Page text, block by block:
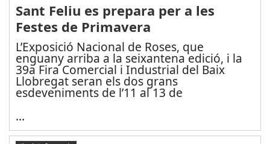
Sant Feliu es prepara per a les
Festes de Primavera
L’Exposició Nacional de Roses, que
enguany arriba a la seixantena edició, i la
39a Fira Comercial i Industrial del Baix
Llobregat seran els dos grans
esdeveniments de l’11 al 13 de
...